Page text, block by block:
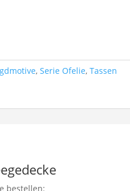
,Serie Ofelie,Tassen
bestellen: